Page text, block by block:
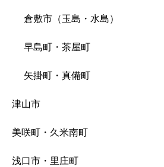
倉敷市（玉島・水島）
早島町・茶屋町
矢掛町・真備町
津山市
美咲町・久米南町
浅口市・里庄町